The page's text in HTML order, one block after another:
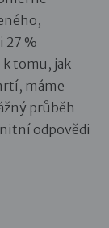
27 %
tomu, jak
máme
průběh
odpovědi